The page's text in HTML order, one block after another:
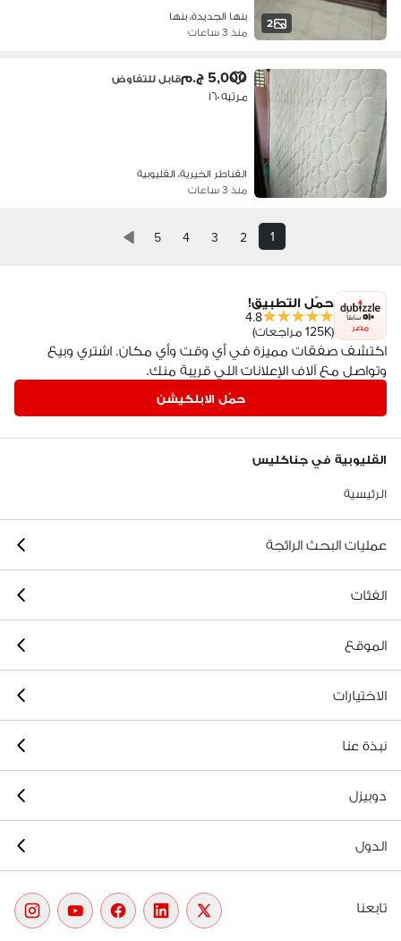
2
بنها الجديدة، بنها
منذ 3 ساعات
5,000 ج.م قابل للتفاوض
مرتبه ١٦٠
القناطر الخيرية، القليوبية
منذ 3 ساعات
1
2
3
4
5
مصر
حمّل التطبيق!
4.8
(125K مراجعات)
اكتشف صفقات مميزة في أي وقت وأي مكان. اشتري وبيع
وتواصل مع آلاف الإعلانات اللي قريبة منك.
حمّل الابلكيشن
القليوبية في جناكليس
الرئيسية
عمليات البحث الرائجة
الفئات
الموقع
الاختيارات
نبذة عنا
دوبيزل
الدول
تابعنا